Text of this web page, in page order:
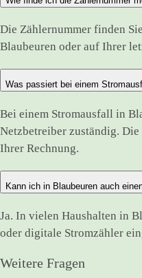
Die Zählernummer finden
Blaubeuren oder auf Ihrer
Was passiert bei einem
Bei einem Stromausfall in
Netzbetreiber zuständig.
Ihrer Rechnung.
Kann ich in Blaubeuren auch
Ja. In vielen Haushalten in
oder digitale Stromzähler
Weitere Fragen